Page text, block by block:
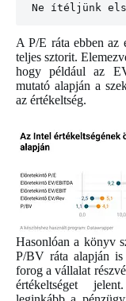
Ne ítéljünk
A P/E ráta ebben az
teljes sztorit.
hogy például az
mutató alapján a
az értékeltség.
Hasonlóan a könyv
P/BV ráta alapján
forog a vállalat
értékeltséget